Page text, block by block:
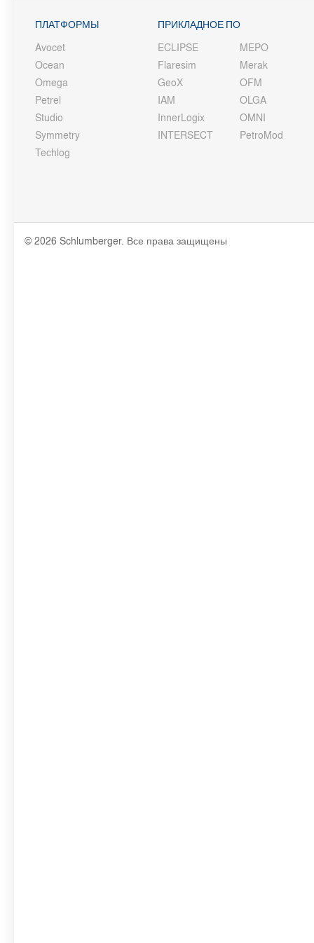
ПЛАТФОРМЫ
Avocet
Ocean
Omega
Petrel
Studio
Symmetry
Techlog
ПРИКЛАДНОЕ ПО
ECLIPSE
Flaresim
GeoX
IAM
InnerLogix
INTERSECT
MEPO
Merak
OFM
OLGA
OMNI
PetroMod
© 2026 Schlumberger. Все права защищены